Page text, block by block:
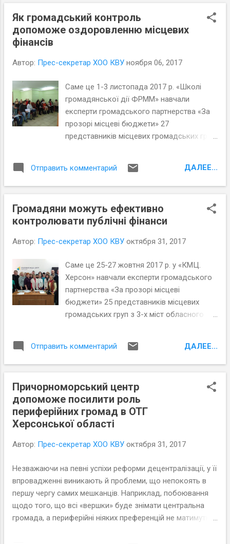
Як громадський контроль
допоможе оздоровленню місцевих
фінансів
Автор: Прес-секретар ХОО КВУ ноября 06, 2017
Саме це 1-3 листопада 2017 р. «Школі
громадянської дії ФРММ» навчали
експерти громадського партнерства «За
прозорі місцеві бюджети» 27
представників місцевих громадських груп
Вознесенськ, Первомайськ ), 3-х
об’єднаних територіальних громад
Кам’яномостівська еленоподівська ОТГ)
та громадськості Березанського району
http://goo.gl/YBBEjt
Отправить комментарий ДАЛЕЕ...
Громадяни можуть ефективно
контролювати публічні фінанси
Автор: Прес-секретар ХОО КВУ октября 31, 2017
Саме це 25-27 жовтня 2017 р. у «КМЦ.
Херсон» навчали експерти громадського
партнерства «За прозорі місцеві
бюджети» 25 представників місцевих
громадських груп з 3-х міст обласного
Херсонщини (Кочубєївська, Білозерська,
Зеленоподівська ОТГ).
Отправить комментарий ДАЛЕЕ...
Причорноморський центр
допоможе посилити роль
периферійних громад в ОТГ
Херсонської області
Автор: Прес-секретар ХОО КВУ октября 31, 2017
Незважаючи на певні успіхи реформи децентралізації, у її
впровадженні виникають й проблеми, що непокоять в
першу чергу самих мешканців. Наприклад, побоювання
щодо того, що всі «вершки» буде знімати центральна
громада, а периферійні ніяких преференцій не матимуть.